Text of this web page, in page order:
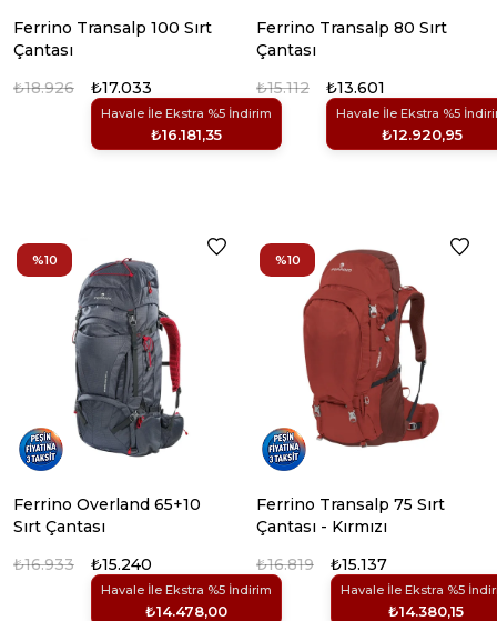
Ferrino Transalp 100 Sırt
Çantası
₺17.033
Havale İle Ekstra %5 İndirim
₺16.181,35
₺18.926
Ferrino Transalp 80 Sırt
Çantası
₺13.601
Havale İle Ekstra %5
₺12.920,95
₺15.112
Ferrino Overland 65+10
Sırt Çantası
₺15.240
Havale İle Ekstra %5 İndirim
₺14.478,00
₺16.933
%10
Ferrino Transalp 75 Sırt
Çantası - Kırmızı
₺15.137
Havale İle Ekstra %5
₺14.380,15
₺16.819
%10